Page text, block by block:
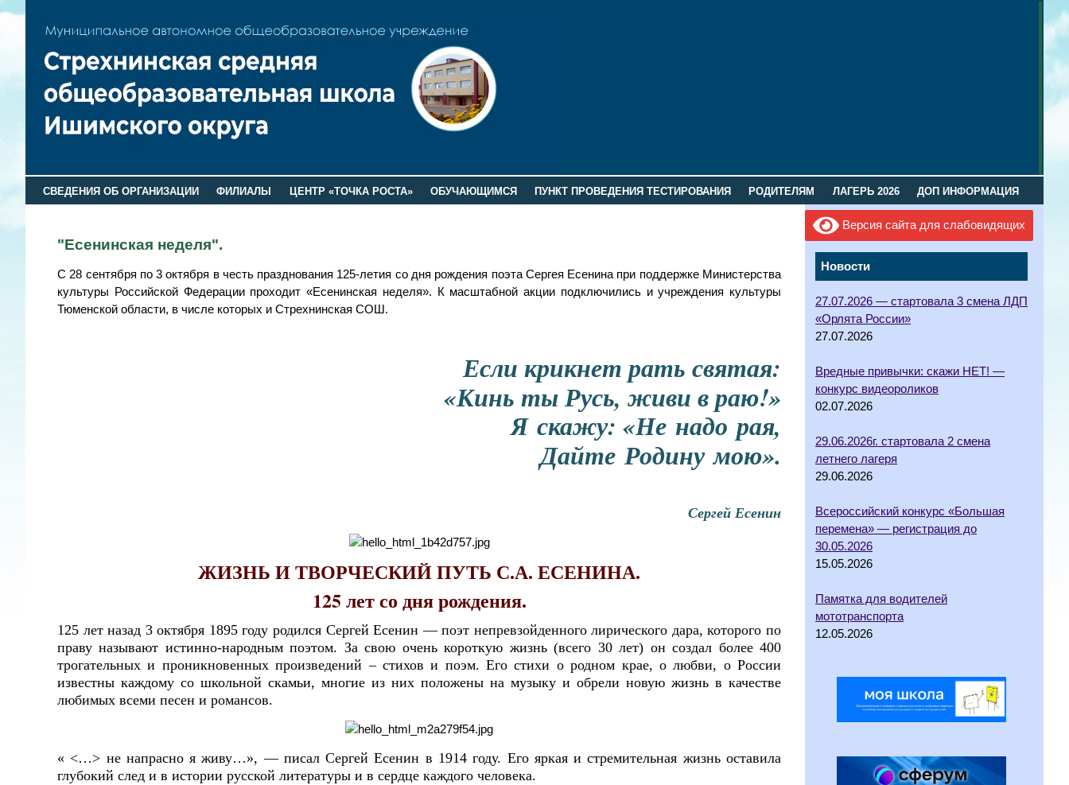
СВЕДЕНИЯ ОБ ОРГАНИЗАЦИИ ФИЛИАЛЫ ЦЕНТР «ТОЧКА РОСТА» ОБУЧАЮЩИМСЯ ПУНКТ ПРОВЕДЕНИЯ ТЕСТИРОВАНИЯ РОДИТЕЛЯМ ЛАГЕРЬ 2026 ДОП ИНФОРМАЦИЯ
Версия сайта для слабовидящих
Новости
27.07.2026 — стартовала 3 смена ЛДП
«Орлята России»
27.07.2026
Вредные привычки: скажи НЕТ! —
конкурс видеороликов
02.07.2026
29.06.2026г. стартовала 2 смена
летнего лагеря
29.06.2026
Всероссийский конкурс «Большая
перемена» — регистрация до
30.05.2026
15.05.2026
Памятка для водителей
мототранспорта
12.05.2026
"Есенинская неделя".
С 28 сентября по 3 октября в честь празднования 125-летия со дня рождения поэта Сергея Есенина при поддержке Министерства
культуры Российской Федерации проходит «Есенинская неделя». К масштабной акции подключились и учреждения культуры
Тюменской области, в числе которых и Стрехнинская СОШ.
Если крикнет рать святая:
«Кинь ты Русь, живи в раю!»
Я скажу: «Не надо рая,
Дайте Родину мою».
Сергей Есенин
ЖИЗНЬ И ТВОРЧЕСКИЙ ПУТЬ С.А. ЕСЕНИНА.
125 лет со дня рождения.
125 лет назад 3 октября 1895 году родился Сергей Есенин — поэт непревзойденного лирического дара, которого по
праву называют истинно-народным поэтом. За свою очень короткую жизнь (всего 30 лет) он создал более 400
трогательных и проникновенных произведений – стихов и поэм. Его стихи о родном крае, о любви, о России
известны каждому со школьной скамьи, многие из них положены на музыку и обрели новую жизнь в качестве
любимых всеми песен и романсов.
« <…> не напрасно я живу…», — писал Сергей Есенин в 1914 году. Его яркая и стремительная жизнь оставила
глубокий след и в истории русской литературы и в сердце каждого человека.